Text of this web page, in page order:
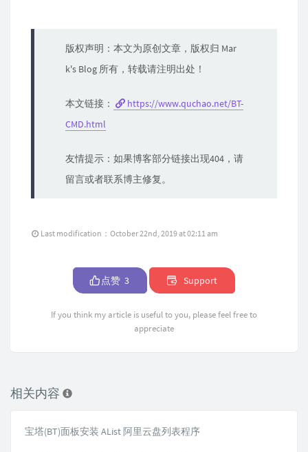
版权声明：本文为原创文章，版权归 Mar
k's Blog 所有，转载请注明出处！
本文链接：
https://www.quchao.net/BT-
CMD.html
友情提示：如果博客部分链接出现404，请
留言或者联系博主修复。
Last modification：October 22nd, 2019 at 02:11 am
点赞 3 Support
If you think my article is useful to you, please feel free to
appreciate
相关内容
宝塔(BT)面板安装 AList 阿里云盘列表程序